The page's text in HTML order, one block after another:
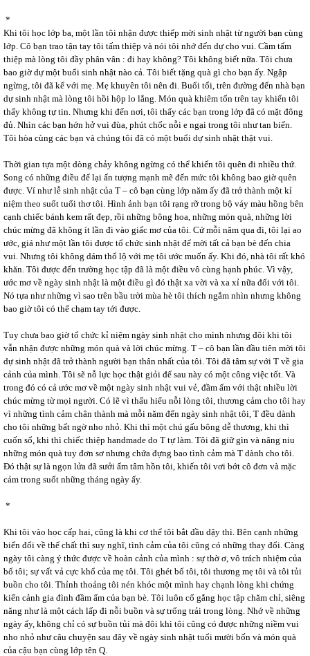
*
Khi tôi học lớp ba, một lần tôi nhận được thiếp mời sinh nhật từ người bạn cùng
lớp. Cô bạn trao tận tay tôi tấm thiệp và nói tôi nhớ đến dự cho vui. Cầm tấm
thiệp mà lòng tôi đầy phân vân : đi hay không? Tôi không biết nữa. Tôi chưa
bao giờ dự một buổi sinh nhật nào cả. Tôi biết tặng quà gì cho bạn ấy. Ngập
ngừng, tôi đã kể với mẹ. Mẹ khuyên tôi nên đi. Buổi tối, trên đường đến nhà bạn
dự sinh nhật mà lòng tôi hồi hộp lo lắng. Món quà khiêm tốn trên tay khiến tôi
thấy không tự tin. Nhưng khi đến nơi, tôi thấy các bạn trong lớp đã có mặt đông
đủ. Nhìn các bạn hớn hở vui đùa, phút chốc nỗi e ngại trong tôi như tan biến.
Tôi hòa cùng các bạn và chúng tôi đã có một buổi dự sinh nhật thật vui.
Thời gian tựa một dòng chảy không ngừng có thể khiến tôi quên đi nhiều thứ.
Song có những điều để lại ấn tượng mạnh mẽ đến mức tôi không bao giờ quên
được. Ví như lễ sinh nhật của T – cô bạn cùng lớp năm ấy đã trở thành một kỉ
niệm theo suốt tuổi thơ tôi. Hình ảnh bạn tôi rạng rỡ trong bộ váy màu hồng bên
cạnh chiếc bánh kem rất đẹp, rồi những bông hoa, những món quà, những lời
chúc mừng đã không ít lần đi vào giấc mơ của tôi. Cứ mỗi năm qua đi, tôi lại ao
ước, giá như một lần tôi được tổ chức sinh nhật để mời tất cả bạn bè đến chia
vui. Nhưng tôi không dám thổ lộ với mẹ tôi ước muốn ấy. Khi đó, nhà tôi rất khó
khăn. Tôi được đến trường học tập đã là một điều vô cùng hạnh phúc. Vì vậy,
ước mơ về ngày sinh nhật là một điều gì đó thật xa vời và xa xỉ nữa đối với tôi.
Nó tựa như những vì sao trên bầu trời mùa hè tôi thích ngắm nhìn nhưng không
bao giờ tôi có thể chạm tay tới được.
Tuy chưa bao giờ tổ chức kỉ niệm ngày sinh nhật cho mình nhưng đôi khi tôi
vẫn nhận được những món quà và lời chúc mừng. T – cô bạn lần đầu tiên mời tôi
dự sinh nhật đã trở thành người bạn thân nhất của tôi. Tôi đã tâm sự với T về gia
cảnh của mình. Tôi sẽ nỗ lực học thật giỏi để sau này có một công việc tốt. Và
trong đó có cả ước mơ về một ngày sinh nhật vui vẻ, đầm ấm với thật nhiều lời
chúc mừng từ mọi người. Có lẽ vì thấu hiểu nỗi lòng tôi, thương cảm cho tôi hay
vì những tình cảm chân thành mà mỗi năm đến ngày sinh nhật tôi, T đều dành
cho tôi những bất ngờ nho nhỏ. Khi thì một chú gấu bông dễ thương, khi thì
cuốn sổ, khi thì chiếc thiệp handmade do T tự làm. Tôi đã giữ gìn và nâng niu
những món quà tuy đơn sơ nhưng chứa đựng bao tình cảm mà T dành cho tôi.
Đó thật sự là ngọn lửa đã sưởi ấm tâm hồn tôi, khiến tôi vơi bớt cô đơn và mặc
cảm trong suốt những tháng ngày ấy.
*
Khi tôi vào học cấp hai, cũng là khi cơ thể tôi bắt đầu dậy thì. Bên cạnh những
biến đổi về thể chất thì suy nghĩ, tình cảm của tôi cũng có những thay đổi. Càng
ngày tôi càng ý thức được về hoàn cảnh của mình : sự thờ ơ, vô trách nhiệm của
bố tôi; sự vất vả cực khổ của mẹ tôi. Tôi ghét bố tôi, tôi thương mẹ tôi và tôi tủi
buồn cho tôi. Thỉnh thoảng tôi nén khóc một mình hay chạnh lòng khi chứng
kiến cảnh gia đình đầm ấm của bạn bè. Tôi luôn cố gắng học tập chăm chỉ, siêng
năng như là một cách lấp đi nỗi buồn và sự trống trải trong lòng. Nhớ về những
ngày ấy, không chỉ có sự buồn tủi mà đôi khi tôi cũng có được những niềm vui
nho nhỏ như câu chuyện sau đây về ngày sinh nhật tuổi mười bốn và món quà
của cậu bạn cùng lớp tên Q.